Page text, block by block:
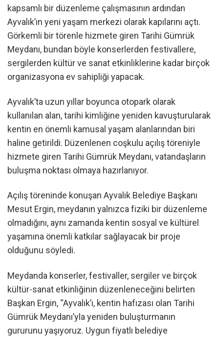
kapsamlı bir düzenleme çalışmasının ardından
Ayvalık’ın yeni yaşam merkezi olarak kapılarını açtı.
Görkemli bir törenle hizmete giren Tarihi Gümrük
Meydanı, bundan böyle konserlerden festivallere,
sergilerden kültür ve sanat etkinliklerine kadar birçok
organizasyona ev sahipliği yapacak.
Ayvalık’ta uzun yıllar boyunca otopark olarak
kullanılan alan, tarihi kimliğine yeniden kavuşturularak
kentin en önemli kamusal yaşam alanlarından biri
haline getirildi. Düzenlenen coşkulu açılış töreniyle
hizmete giren Tarihi Gümrük Meydanı, vatandaşların
buluşma noktası olmaya hazırlanıyor.
Açılış töreninde konuşan Ayvalık Belediye Başkanı
Mesut Ergin, meydanın yalnızca fiziki bir düzenleme
olmadığını, aynı zamanda kentin sosyal ve kültürel
yaşamına önemli katkılar sağlayacak bir proje
olduğunu söyledi.
Meydanda konserler, festivaller, sergiler ve birçok
kültür-sanat etkinliğinin düzenleneceğini belirten
Başkan Ergin, “Ayvalık’ı, kentin hafızası olan Tarihi
Gümrük Meydanı’yla yeniden buluşturmanın
gururunu yaşıyoruz. Uygun fiyatlı belediye